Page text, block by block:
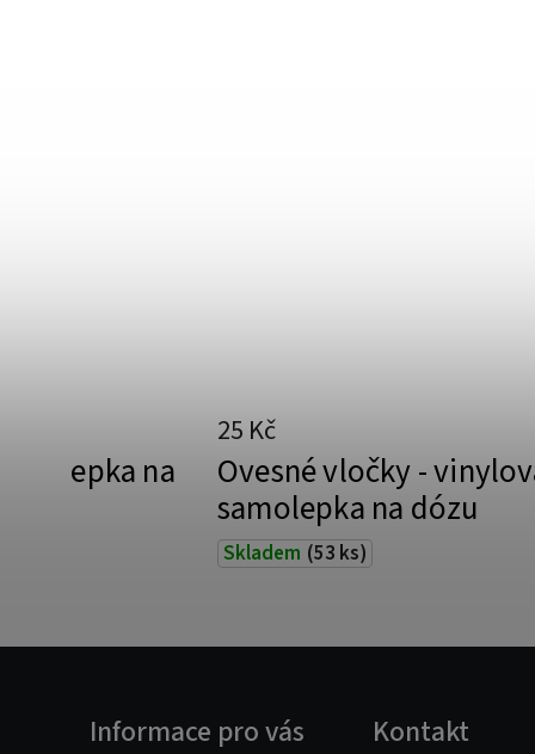
na Ovesné vločky -
samolepka na dózu
Skladem (53 ks)
25 Kč
Informace pro vás Kontakt